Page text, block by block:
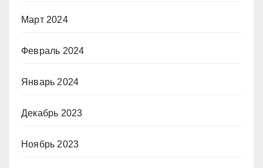
Март 2024
Февраль 2024
Январь 2024
Декабрь 2023
Ноябрь 2023